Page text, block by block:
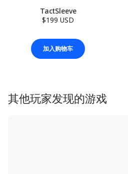
TactSleeve
$199 USD
加入购物车
其他玩家发现的游戏